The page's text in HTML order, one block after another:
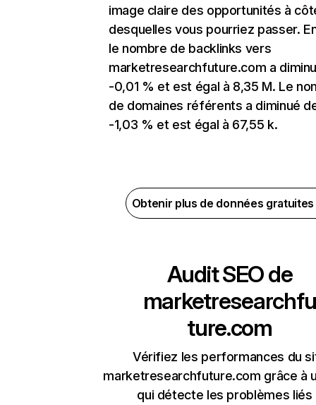
image claire des opportunités à
desquelles vous pourriez passer.
le nombre de backlinks vers
marketresearchfuture.com a
-0,01 % et est égal à 8,35 M. Le
de domaines référents a diminué
-1,03 % et est égal à 67,55 k.
Obtenir plus de données
Audit SEO de
marketresearchfu
ture.com
Vérifiez les performances du
marketresearchfuture.com grâce à
qui détecte les problèmes liés